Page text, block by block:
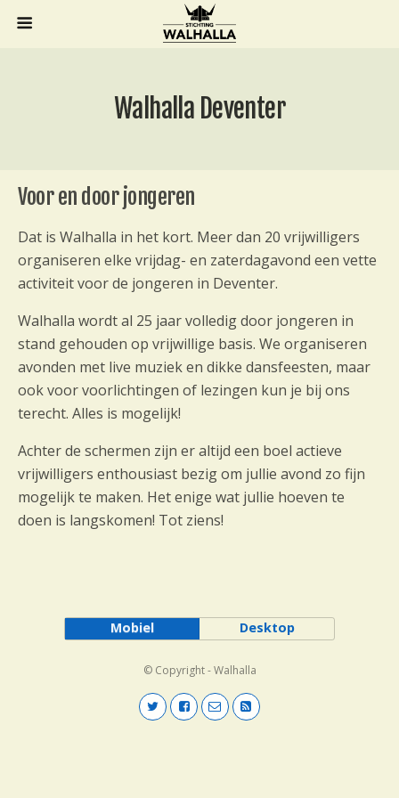
Walhalla Deventer
Voor en door jongeren
Dat is Walhalla in het kort. Meer dan 20 vrijwilligers
organiseren elke vrijdag- en zaterdagavond een vette
activiteit voor de jongeren in Deventer.
Walhalla wordt al 25 jaar volledig door jongeren in
stand gehouden op vrijwillige basis. We organiseren
avonden met live muziek en dikke dansfeesten, maar
ook voor voorlichtingen of lezingen kun je bij ons
terecht. Alles is mogelijk!
Achter de schermen zijn er altijd een boel actieve
vrijwilligers enthousiast bezig om jullie avond zo fijn
mogelijk te maken. Het enige wat jullie hoeven te
doen is langskomen! Tot ziens!
Mobiel Desktop
© Copyright - Walhalla